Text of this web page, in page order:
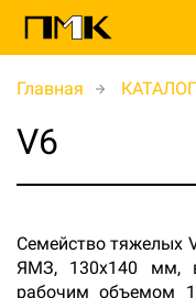
Главная КАТАЛОГ
V6
Семейство тяжелых
ЯМЗ, 130х140 мм,
рабочим объемом